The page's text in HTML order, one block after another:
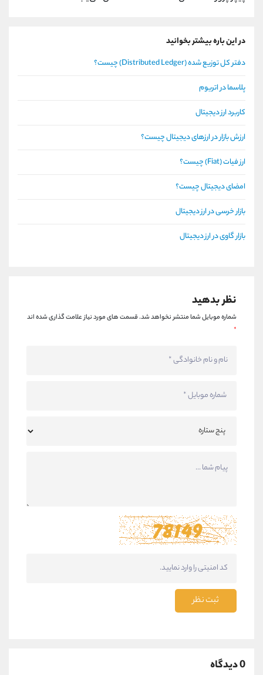
در این باره بیشتر بخوانید
دفتر کل توزیع شده (Distributed Ledger) چیست؟
پلاسما در اتریوم
کاربرد ارز دیجیتال
ارزش بازار در ارزهای دیجیتال چیست؟
ارز فیات (Fiat) چیست؟
امضای دیجیتال چیست؟
بازار خرسی در ارز دیجیتال
بازار گاوی در ارز دیجیتال
نظر بدهید
شماره موبایل شما منتشر نخواهد شد.قسمت های مورد نیاز علامت گذاری شده اند
*
ثبت نظر
0 دیدگاه